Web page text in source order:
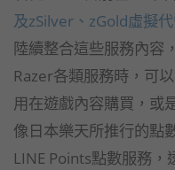
及zSilver、zGold虛擬
陸續整合這些服務內容
Razer各類服務時，可
用在遊戲內容購買，或
像日本樂天所推行的點
LINE Points點數服務